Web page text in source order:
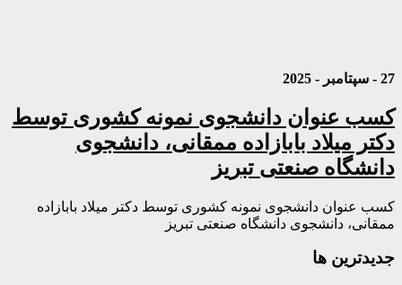
27 - سپتامبر - 2025
کسب عنوان دانشجوی نمونه کشوری توسط
دکتر میلاد بابازاده ممقانی، دانشجوی
دانشگاه صنعتی تبریز
کسب عنوان دانشجوی نمونه کشوری توسط دکتر میلاد بابازاده
ممقانی، دانشجوی دانشگاه صنعتی تبریز
جديدترين ها